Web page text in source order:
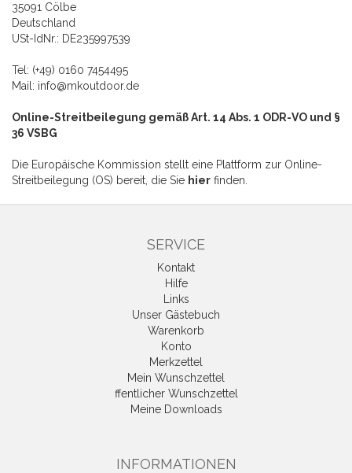
35091 Cölbe
Deutschland
USt-IdNr.: DE235997539
Tel: (+49) 0160 7454495
Mail: info@mkoutdoor.de
Online-Streitbeilegung gemäß Art. 14 Abs. 1 ODR-VO und §
36 VSBG
Die Europäische Kommission stellt eine Plattform zur Online-
Streitbeilegung (OS) bereit, die Sie hier finden.
SERVICE
Kontakt
Hilfe
Links
Unser Gästebuch
Warenkorb
Konto
Merkzettel
Mein Wunschzettel
ffentlicher Wunschzettel
Meine Downloads
INFORMATIONEN